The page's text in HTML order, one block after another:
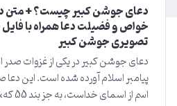
دعای جوشن کبیر چیست؟ + متن
خواص و فضیلت دعا همراه با
تصویری جوشن کبیر
دعای جوشن کبیر در یکی از غزوات صدر
پیامبر اسلام آورده شده است. این‌ دعا
اسم از اسمای‌ خداست‌، به‌ جز بند 55 که&zw...